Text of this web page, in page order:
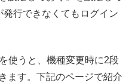
行できなくてもログイン
使うと、機種変更時に2段
ます。下記のページで紹介